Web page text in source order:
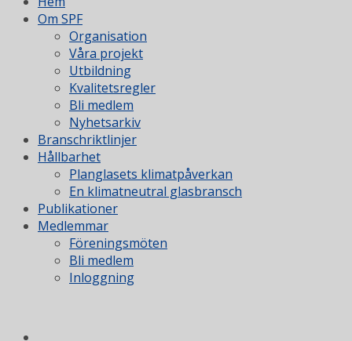
Om SPF
Organisation
Våra projekt
Utbildning
Kvalitetsregler
Bli medlem
Nyhetsarkiv
Branschriktlinjer
Hållbarhet
Planglasets klimatpåverkan
En klimatneutral glasbransch
Publikationer
Medlemmar
Föreningsmöten
Bli medlem
Inloggning